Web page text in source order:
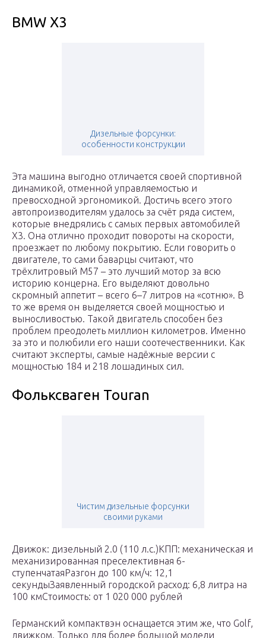
BMW X3
Дизельные форсунки:
особенности конструкции
Эта машина выгодно отличается своей спортивной
динамикой, отменной управляемостью и
превосходной эргономикой. Достичь всего этого
автопроизводителям удалось за счёт ряда систем,
которые внедрялись с самых первых автомобилей
X3. Она отлично проходит повороты на скорости,
проезжает по любому покрытию. Если говорить о
двигателе, то сами баварцы считают, что
трёхлитровый М57 – это лучший мотор за всю
историю концерна. Его выделяют довольно
скромный аппетит – всего 6–7 литров на «сотню». В
то же время он выделяется своей мощностью и
выносливостью. Такой двигатель способен без
проблем преодолеть миллион километров. Именно
за это и полюбили его наши соотечественники. Как
считают эксперты, самые надёжные версии с
мощностью 184 и 218 лошадиных сил.
Фольксваген Touran
Чистим дизельные форсунки
своими руками
Движок: дизельный 2.0 (110 л.с.)КПП: механическая и
механизированная преселективная 6-
ступенчатаяРазгон до 100 км/ч: 12,1
секундыЗаявленный городской расход: 6,8 литра на
100 кмСтоимость: от 1 020 000 рублей
Германский компактвэн оснащается этим же, что Golf,
движком. Только для более большой модели